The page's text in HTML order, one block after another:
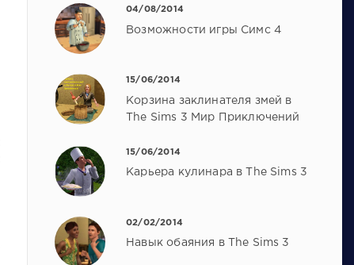
04/08/2014
Возможности игры Симс 4
15/06/2014
Корзина заклинателя змей в
The Sims 3 Мир Приключений
15/06/2014
Карьера кулинара в The Sims 3
02/02/2014
Навык обаяния в The Sims 3